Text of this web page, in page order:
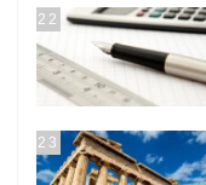
22
23